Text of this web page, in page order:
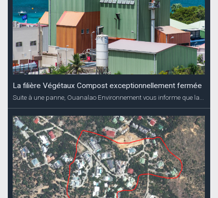
La filière Végétaux Compost exceptionnellement fermée
Suite à une panne, Ouanalao Environnement vous informe que la...